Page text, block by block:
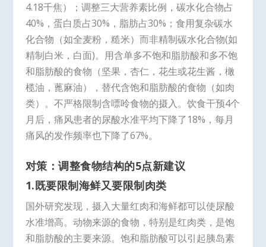
4.18千焦）；调整三大营养素比例，碳水化合物占
40%，蛋白质占30%，脂肪占30%；食用复杂碳水
化合物（如全麦粉，糙米）而非精制碳水化合物(如
精制白米，白面)。用含单多不饱和脂肪酸和多不饱
和脂肪酸的食物（坚果，杏仁，花生或花生酱，橄
榄油，蓖麻油），替代含饱和脂肪酸的食物（如肉
类）。不严格限制含嘌呤食物的摄入。饮食干预4个
月后，痛风患者的尿酸水准平均下降了18%，每月
痛风的发作频率也下降了67%。
对策：调整食物结构的5点新建议
1.既要限制海鲜又要限制肉类
国外研究发现，摄入大量红肉和海鲜都可以使尿酸
水准增高。动物来源的食物，特别是红肉类，是饱
和脂肪酸的主要来源。饱和脂肪酸可以引起胰岛素